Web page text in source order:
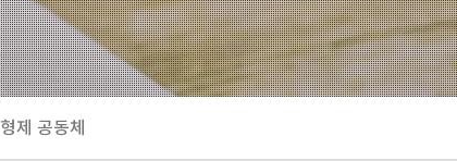
Agapia Tres Dias
EPS재정교실
장학위원회
주보자료실
연동갤러리(교회행사)
e연못골
형제 공동체